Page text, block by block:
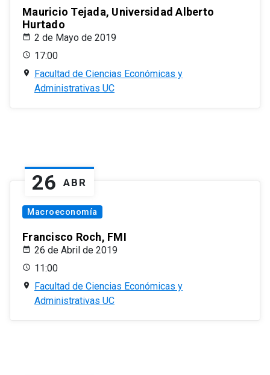
Mauricio Tejada, Universidad Alberto
Hurtado
2 de Mayo de 2019
17:00
Facultad de Ciencias Económicas y
Administrativas UC
26 ABR
Macroeconomía
Francisco Roch, FMI
26 de Abril de 2019
11:00
Facultad de Ciencias Económicas y
Administrativas UC